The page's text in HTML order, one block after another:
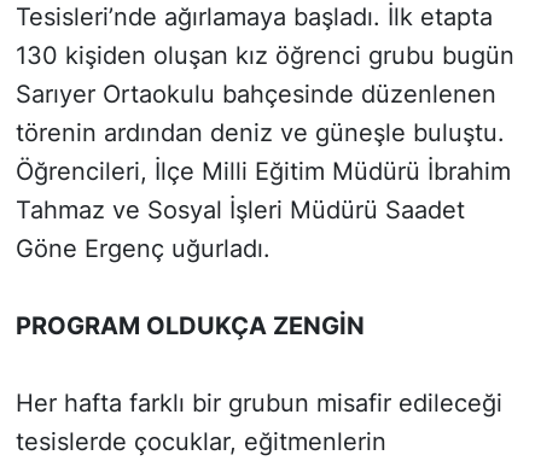
Tesisleri’nde ağırlamaya başladı. İlk etapta
130 kişiden oluşan kız öğrenci grubu bugün
Sarıyer Ortaokulu bahçesinde düzenlenen
törenin ardından deniz ve güneşle buluştu.
Öğrencileri, İlçe Milli Eğitim Müdürü İbrahim
Tahmaz ve Sosyal İşleri Müdürü Saadet
Göne Ergenç uğurladı.
PROGRAM OLDUKÇA ZENGİN
Her hafta farklı bir grubun misafir edileceği
tesislerde çocuklar, eğitmenlerin